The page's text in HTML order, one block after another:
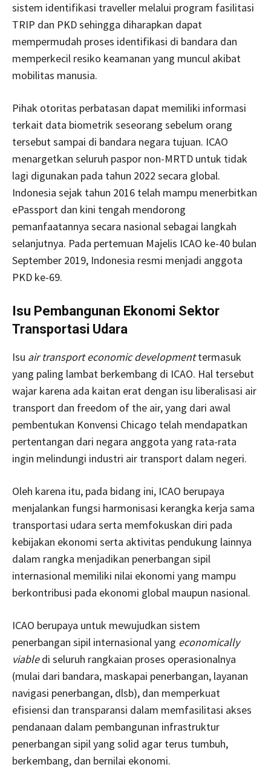
sistem identifikasi traveller melalui program fasilitasi
TRIP dan PKD sehingga diharapkan dapat
mempermudah proses identifikasi di bandara dan
memperkecil resiko keamanan yang muncul akibat
mobilitas manusia.
Pihak otoritas perbatasan dapat memiliki informasi
terkait data biometrik seseorang sebelum orang
tersebut sampai di bandara negara tujuan. ICAO
menargetkan seluruh paspor non-MRTD untuk tidak
lagi digunakan pada tahun 2022 secara global.
Indonesia sejak tahun 2016 telah mampu menerbitkan
ePassport dan kini tengah mendorong
pemanfaatannya secara nasional sebagai langkah
selanjutnya. Pada pertemuan Majelis ICAO ke-40 bulan
September 2019, Indonesia resmi menjadi anggota
PKD ke-69.
Isu Pembangunan Ekonomi Sektor
Transportasi Udara
Isu air transport economic developmenttermasuk
yang paling lambat berkembang di ICAO. Hal tersebut
wajar karena ada kaitan erat dengan isu liberalisasi air
transport dan freedom of the air, yang dari awal
pembentukan Konvensi Chicago telah mendapatkan
pertentangan dari negara anggota yang rata-rata
ingin melindungi industri air transport dalam negeri.
Oleh karena itu, pada bidang ini, ICAO berupaya
menjalankan fungsi harmonisasi kerangka kerja sama
transportasi udara serta memfokuskan diri pada
kebijakan ekonomi serta aktivitas pendukung lainnya
dalam rangka menjadikan penerbangan sipil
internasional memiliki nilai ekonomi yang mampu
berkontribusi pada ekonomi global maupun nasional.
ICAO berupaya untuk mewujudkan sistem
penerbangan sipil internasional yang economically
viabledi seluruh rangkaian proses operasionalnya
(mulai dari bandara, maskapai penerbangan, layanan
navigasi penerbangan, dlsb), dan memperkuat
efisiensi dan transparansi dalam memfasilitasi akses
pendanaan dalam pembangunan infrastruktur
penerbangan sipil yang solid agar terus tumbuh,
berkembang, dan bernilai ekonomi.